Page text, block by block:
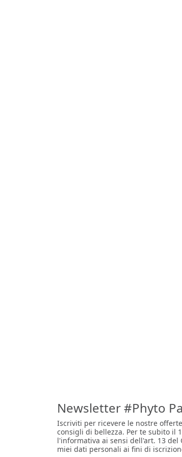
Newsletter #Phyto
Iscriviti per ricevere le nostre
consigli di bellezza. Per te subito il
l'informativa ai sensi dell'art. 13 del
miei dati personali ai fini di